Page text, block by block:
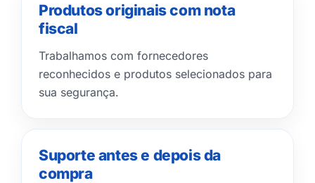
Produtos originais com nota
fiscal
Trabalhamos com fornecedores
reconhecidos e produtos selecionados para
sua segurança.
Suporte antes e depois da
compra